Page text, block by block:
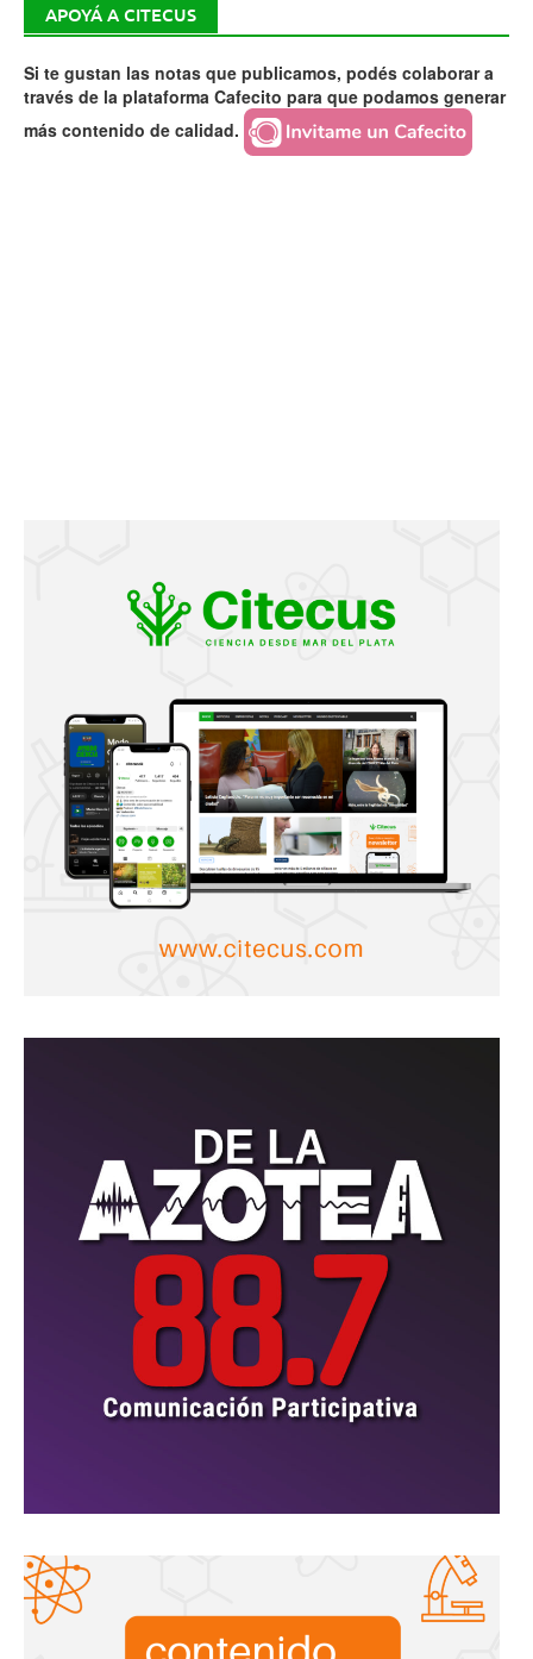
APOYÁ A CITECUS
Si te gustan las notas que publicamos, podés colaborar a
través de la plataforma Cafecito para que podamos generar
más contenido de calidad.